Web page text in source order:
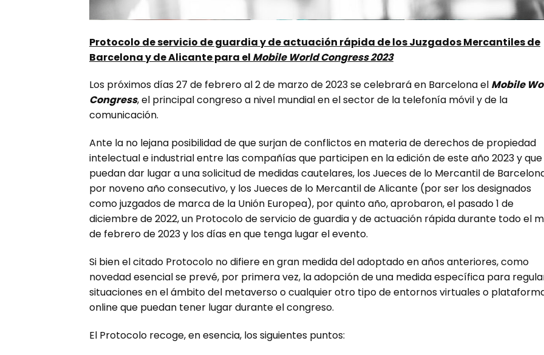
Protocolo de servicio de guardia y de actuación rápida de los Juzgados Mercantiles de
Barcelona y de Alicante para el Mobile World Congress 2023
Los próximos días 27 de febrero al 2 de marzo de 2023 se celebrará en Barcelona el Mobile
Congress, el principal congreso a nivel mundial en el sector de la telefonía móvil y de la
comunicación.
Ante la no lejana posibilidad de que surjan de conflictos en materia de derechos de propiedad
intelectual e industrial entre las compañías que participen en la edición de este año 2023 y que
puedan dar lugar a una solicitud de medidas cautelares, los Jueces de lo Mercantil de
por noveno año consecutivo, y los Jueces de lo Mercantil de Alicante (por ser los designados
como juzgados de marca de la Unión Europea), por quinto año, aprobaron, el pasado 1 de
diciembre de 2022, un Protocolo de servicio de guardia y de actuación rápida durante todo el
de febrero de 2023 y los días en que tenga lugar el evento.
Si bien el citado Protocolo no difiere en gran medida del adoptado en años anteriores, como
novedad esencial se prevé, por primera vez, la adopción de una medida específica para
situaciones en el ámbito del metaverso o cualquier otro tipo de entornos virtuales o
online que puedan tener lugar durante el congreso.
El Protocolo recoge, en esencia, los siguientes puntos: